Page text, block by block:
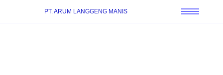
PT. ARUM LANGGENG MANIS